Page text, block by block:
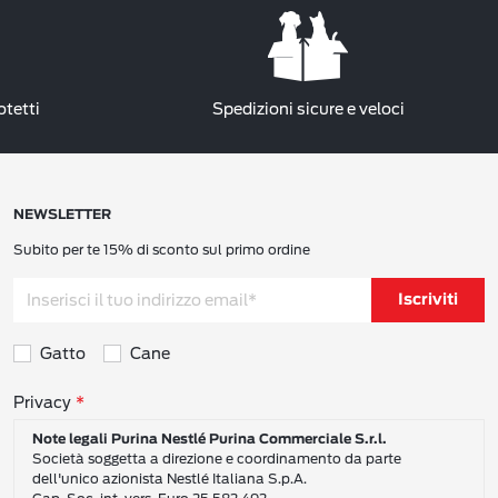
Spedizioni sicure e veloci
NEWSLETTER
Subito per te 15% di sconto sul primo ordine
Iscriviti
Gatto Cane
Consensi sulla privacy
Privacy
Note legali Purina Nestlé Purina Commerciale S.r.l.
Società soggetta a direzione e coordinamento da parte
dell'unico azionista Nestlé Italiana S.p.A.